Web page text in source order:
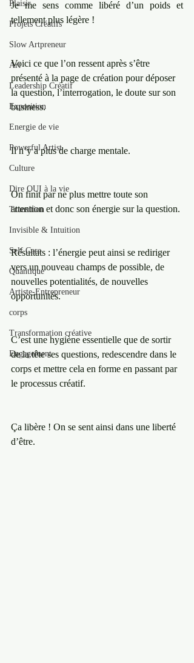
Plaisir
Projets Créatifs
Slow Artpreneur
Art
Leadership Créatif
Exposition
Energie de vie
Powerful Artist
Culture
Dire OUI à la vie
Transition
Invisible & Intuition
Self Care
Quantique
Artiste-Entrepreneur
corps
Transformation créative
Engagement
Je me sens comme libéré d’un poids et
tellement plus légère !
Voici ce que l’on ressent après s’être
présenté à la page de création pour déposer
la question, l’interrogation, le doute sur son
business.
Il n’y a plus de charge mentale.
On finit par ne plus mettre toute son
attention et donc son énergie sur la question.
Résultats : l’énergie peut ainsi se rediriger
vers un nouveau champs de possible, de
nouvelles potentialités, de nouvelles
opportunités.
C’est une hygiène essentielle que de sortir
de la tête ses questions, redescendre dans le
corps et mettre cela en forme en passant par
le processus créatif.
Ça libère ! On se sent ainsi dans une liberté
d’être.